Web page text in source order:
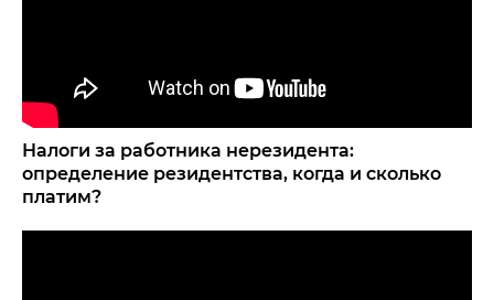
Налоги за работника нерезидента:
определение резидентства, когда и сколько
платим?